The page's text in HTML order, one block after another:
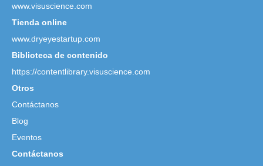
www.visuscience.com
Tienda online
www.dryeyestartup.com
Biblioteca de contenido
https://contentlibrary.visuscience.com
Otros
Contáctanos
Blog
Eventos
Contáctanos